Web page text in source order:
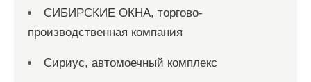
СИБИРСКИЕ ОКНА, торгово-
производственная компания
Сириус, автомоечный комплекс